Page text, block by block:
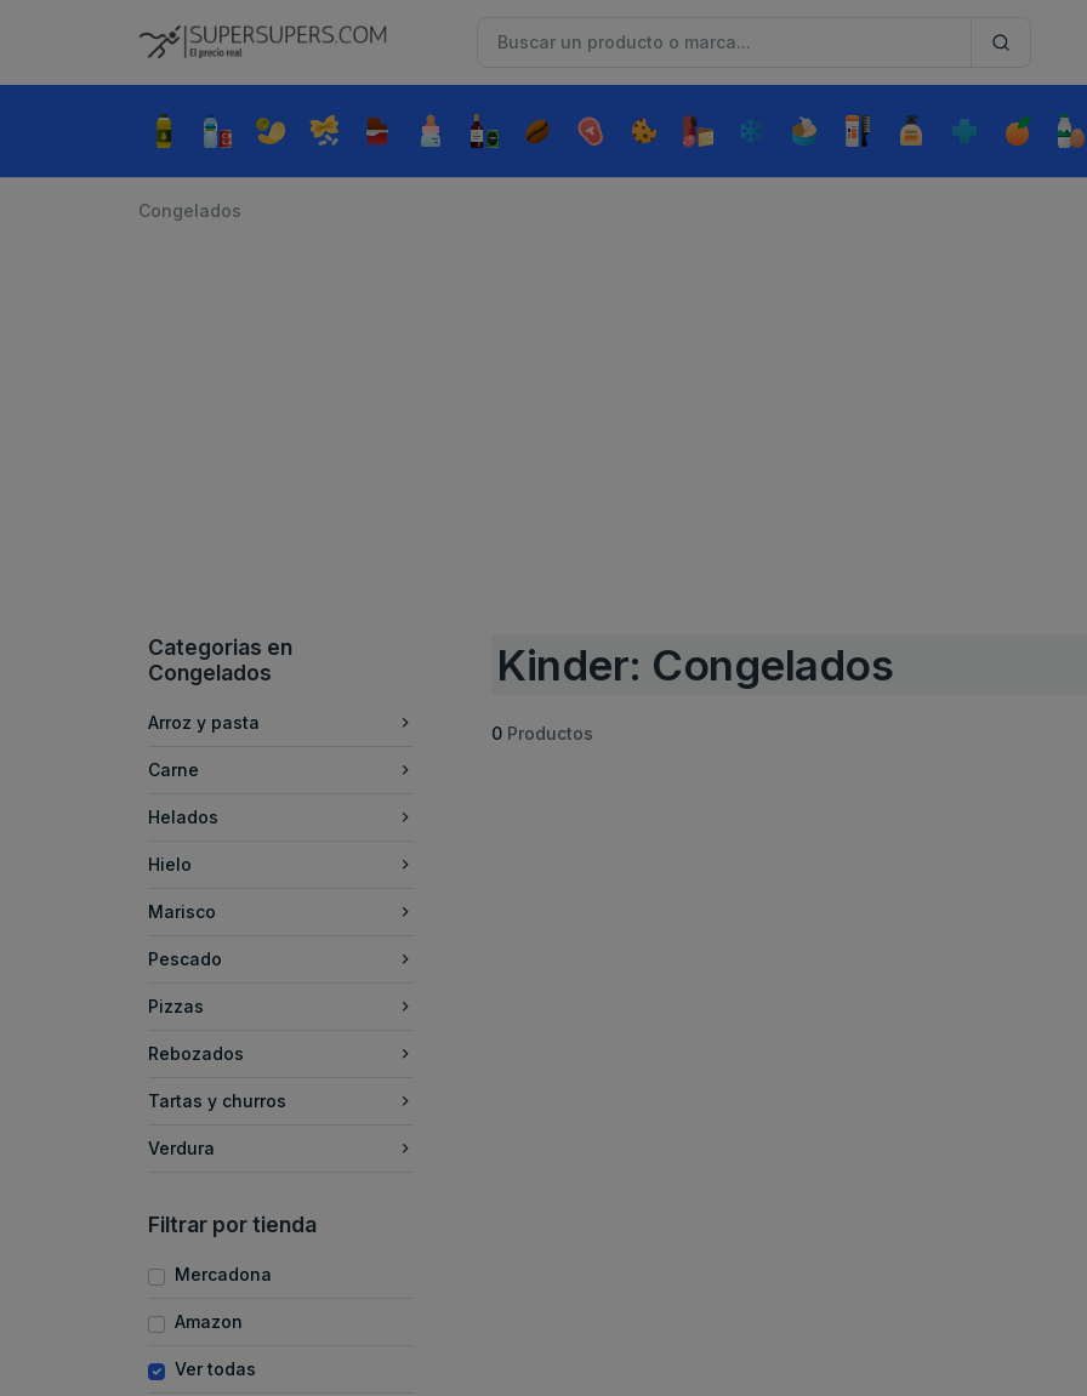
Congelados
Categorias en
Congelados
Arroz y pasta
Carne
Helados
Hielo
Marisco
Pescado
Pizzas
Rebozados
Tartas y churros
Verdura
Filtrar por tienda
Mercadona
Amazon
Ver todas
Kinder: Congelados
0 Productos